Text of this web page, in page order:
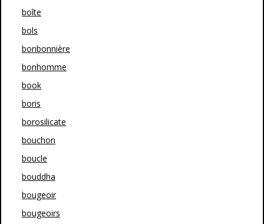
boîte
bols
bonbonnière
bonhomme
book
boris
borosilicate
bouchon
boucle
bouddha
bougeoir
bougeoirs